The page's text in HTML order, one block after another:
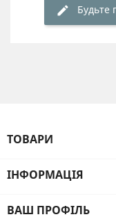
Будьте
ТОВАРИ
ІНФОРМАЦІЯ
ВАШ ПРОФІЛЬ